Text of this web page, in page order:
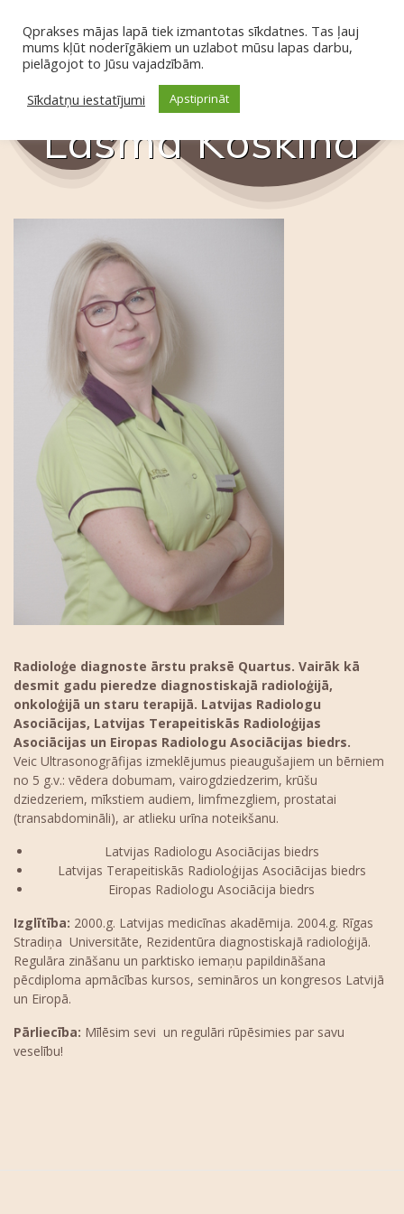
to
content
Lāsma Koškina
Radioloģe diagnoste ārstu praksē Quartus. Vairāk kā
desmit gadu pieredze diagnostiskajā radioloģijā,
onkoloģijā un staru terapijā. Latvijas Radiologu
Asociācijas, Latvijas Terapeitiskās Radioloģijas
Asociācijas un Eiropas Radiologu Asociācijas biedrs.
Veic Ultrasonogŗāfijas izmeklējumus pieaugušajiem un bērniem
no 5 g.v.: vēdera dobumam, vairogdziedzerim, krūšu
dziedzeriem, mīkstiem audiem, limfmezgliem, prostatai
(transabdomināli), ar atlieku urīna noteikšanu.
Latvijas Radiologu Asociācijas biedrs
Latvijas Terapeitiskās Radioloģijas Asociācijas biedrs
Eiropas Radiologu Asociācija biedrs
Izglītība: 2000.g. Latvijas medicīnas akadēmija. 2004.g. Rīgas
Stradiņa Universitāte, Rezidentūra diagnostiskajā radioloģijā.
Regulāra zināšanu un parktisko iemaņu papildināšana
pēcdiploma apmācības kursos, semināros un kongresos Latvijā
un Eiropā.
Pārliecība: Mīlēsim sevi un regulāri rūpēsimies par savu
veselību!
Qprakses mājas lapā tiek izmantotas sīkdatnes. Tas ļauj
mums kļūt noderīgākiem un uzlabot mūsu lapas darbu,
pielāgojot to Jūsu vajadzībām.
Sīkdatņu iestatījumi
Apstiprināt